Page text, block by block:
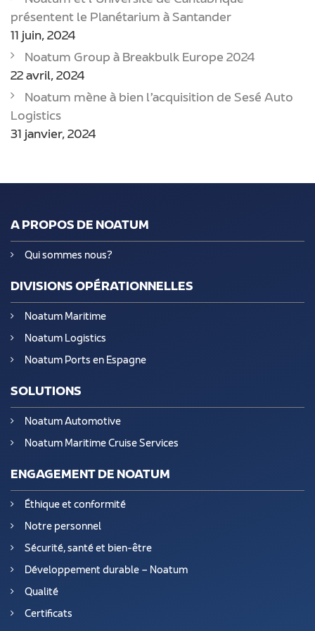
présentent le Planétarium à Santander
11 juin, 2024
Noatum Group à Breakbulk Europe 2024
22 avril, 2024
Noatum mène à bien l’acquisition de Sesé Auto
Logistics
31 janvier, 2024
A PROPOS DE NOATUM
Qui sommes nous?
DIVISIONS OPÉRATIONNELLES
Noatum Maritime
Noatum Logistics
Noatum Ports en Espagne
SOLUTIONS
Noatum Automotive
Noatum Maritime Cruise Services
ENGAGEMENT DE NOATUM
Éthique et conformité
Notre personnel
Sécurité, santé et bien-être
Développement durable – Noatum
Qualité
Certificats